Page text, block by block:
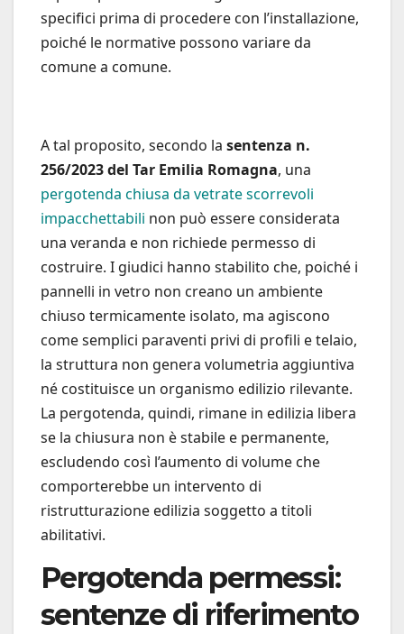
specifici prima di procedere con l’installazione,
poiché le normative possono variare da
comune a comune.
A tal proposito, secondo la sentenza n.
256/2023 del Tar Emilia Romagna, una
pergotenda chiusa da vetrate scorrevoli
impacchettabili non può essere considerata
una veranda e non richiede permesso di
costruire. I giudici hanno stabilito che, poiché i
pannelli in vetro non creano un ambiente
chiuso termicamente isolato, ma agiscono
come semplici paraventi privi di profili e telaio,
la struttura non genera volumetria aggiuntiva
né costituisce un organismo edilizio rilevante.
La pergotenda, quindi, rimane in edilizia libera
se la chiusura non è stabile e permanente,
escludendo così l’aumento di volume che
comporterebbe un intervento di
ristrutturazione edilizia soggetto a titoli
abilitativi.
Pergotenda permessi:
sentenze di riferimento